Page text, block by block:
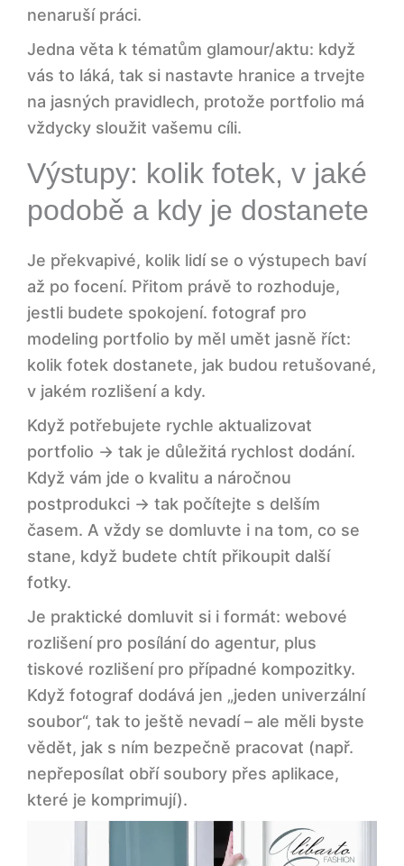
nenaruší práci.
Jedna věta k tématům glamour/aktu: když
vás to láká, tak si nastavte hranice a trvejte
na jasných pravidlech, protože portfolio má
vždycky sloužit vašemu cíli.
Výstupy: kolik fotek, v jaké
podobě a kdy je dostanete
Je překvapivé, kolik lidí se o výstupech baví
až po focení. Přitom právě to rozhoduje,
jestli budete spokojení. fotograf pro
modeling portfolio by měl umět jasně říct:
kolik fotek dostanete, jak budou retušované,
v jakém rozlišení a kdy.
Když potřebujete rychle aktualizovat
portfolio → tak je důležitá rychlost dodání.
Když vám jde o kvalitu a náročnou
postprodukci → tak počítejte s delším
časem. A vždy se domluvte i na tom, co se
stane, když budete chtít přikoupit další
fotky.
Je praktické domluvit si i formát: webové
rozlišení pro posílání do agentur, plus
tiskové rozlišení pro případné kompozitky.
Když fotograf dodává jen „jeden univerzální
soubor“, tak to ještě nevadí – ale měli byste
vědět, jak s ním bezpečně pracovat (např.
nepřeposílat obří soubory přes aplikace,
které je komprimují).